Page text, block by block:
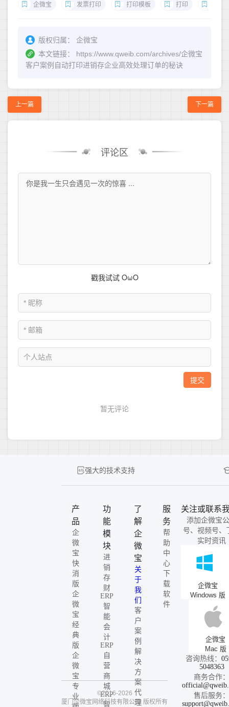
企微宝 发票打印 打印模板 打印
版权归属：
企微宝
本文链接：
https://www.qweib.com/archives/企微宝
客户案例自动打印进销存企业高效处理订单的秘诀
上一篇 下一篇
评论区
强大的技术支持
产
品
企
微
宝
快
消
版
企
微
宝
经
典
版
企
微
宝
专
业
功
能
模
块
进
销
存
财
ERP
智
能
会
计
ERP
自
营
商
城
ERP
智
了
解
企
微
宝
关
于
我
们
客
户
案
例
解
决
方
案
代
理
服
务
帮
助
中
心
下
载
软
件
关注或联系
添加企微宝
号、视频号、
实时资讯
企微宝
Windows 版
企微宝
Mac 版
咨询热线：
5048363
商务合作：
售后服务：
©2016-2026
厦门企微宝网络科技有限公司 版权所有